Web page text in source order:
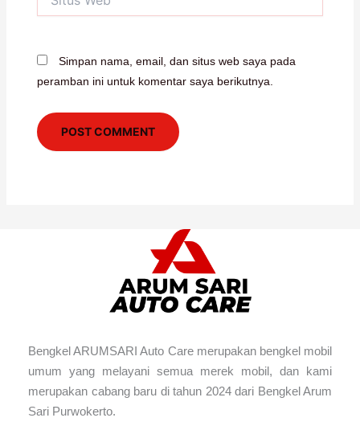
Web
Simpan nama, email, dan situs web saya pada
peramban ini untuk komentar saya berikutnya.
Bengkel ARUMSARI Auto Care merupakan bengkel mobil
umum yang melayani semua merek mobil, dan kami
merupakan cabang baru di tahun 2024 dari Bengkel Arum
Sari Purwokerto.